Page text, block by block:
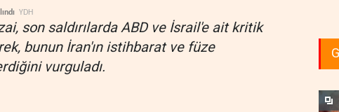
YDH
son saldırılarda ABD ve İsrail'e ait kritik
bunun İran'ın istihbarat ve füze
vurguladı.